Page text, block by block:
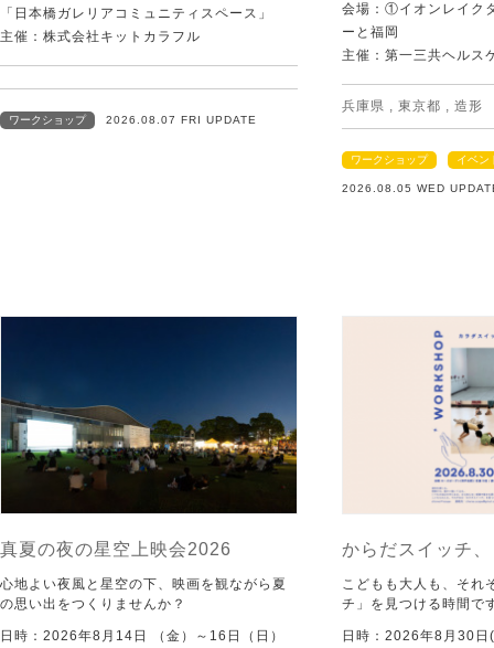
「日本橋ガレリアコミュニティスペース」
主催：株式会社キットカラフル
ワークショップ 2026.08.07 FRI UPDATE
会場：①イオンレイ
ーと福岡
主催：第一三共ヘルス
兵庫県 , 東京都 , 造形
ワークショップ イベン
2026.08.05 WED
真夏の夜の星空上映会2026
心地よい夜風と星空の下、映画を観ながら夏
の思い出をつくりませんか？
日時：2026年8月14日 （金）～16日（日）
からだスイッチ
こどもも大人も、それ
チ」を見つける時間で
日時：2026年8月30日